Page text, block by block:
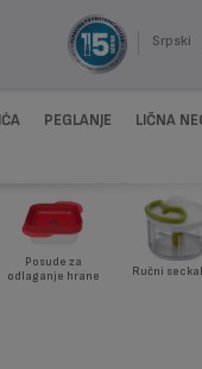
Srpski
PEGLANJE LIČNA
Posude za
odlaganje hrane
Ručni